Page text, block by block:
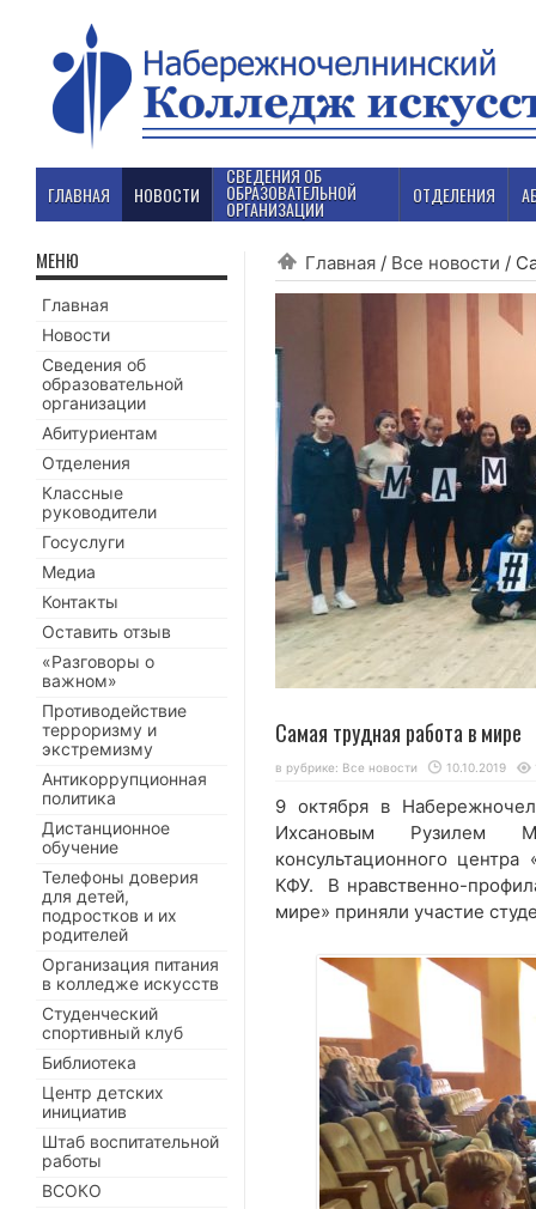
ГЛАВНАЯ НОВОСТИ
СВЕДЕНИЯ ОБ
ОБРАЗОВАТЕЛЬНОЙ
ОРГАНИЗАЦИИ
ОТДЕЛЕНИЯ
Главная / Все новости /
Самая трудная работа в мире
в рубрике: Все новости 10.10.2019
9 октября в
Ихсановым Рузилем
консультационного
КФУ. В нравственно-
мире» приняли участие
МЕНЮ
Главная
Новости
Сведения об
образовательной
организации
Абитуриентам
Отделения
Классные
руководители
Госуслуги
Медиа
Контакты
Оставить отзыв
«Разговоры о
важном»
Противодействие
терроризму и
экстремизму
Антикоррупционная
политика
Дистанционное
обучение
Телефоны доверия
для детей,
подростков и их
родителей
Организация питания
в колледже искусств
Студенческий
спортивный клуб
Библиотека
Центр детских
инициатив
Штаб воспитательной
работы
ВСОКО